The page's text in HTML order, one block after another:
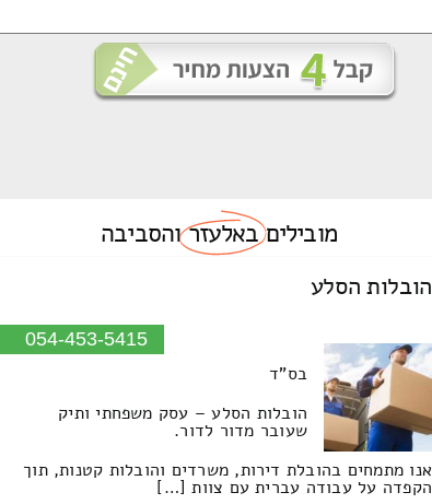
מוביליםבאלעזרוהסביבה
הובלות הסלע
054-453-5415
בס"ד
הובלות הסלע – עסק משפחתי ותיק
שעובר מדור לדור.
אנו מתמחים בהובלת דירות, משרדים והובלות קטנות, תוך
הקפדה על עבודה עברית עם צוות […]